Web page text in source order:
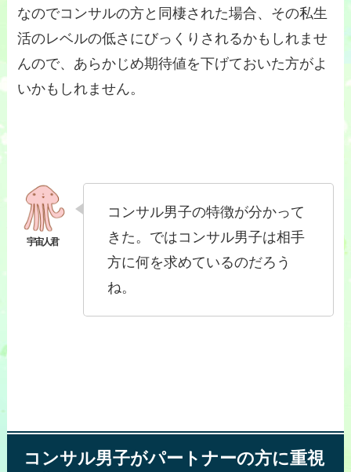
なのでコンサルの方と同棲された場合、その私生
活のレベルの低さにびっくりされるかもしれませ
んので、あらかじめ期待値を下げておいた方がよ
いかもしれません。
コンサル男子の特徴が分かって
きた。ではコンサル男子は相手
方に何を求めているのだろう
ね。
コンサル男子がパートナーの方に重視